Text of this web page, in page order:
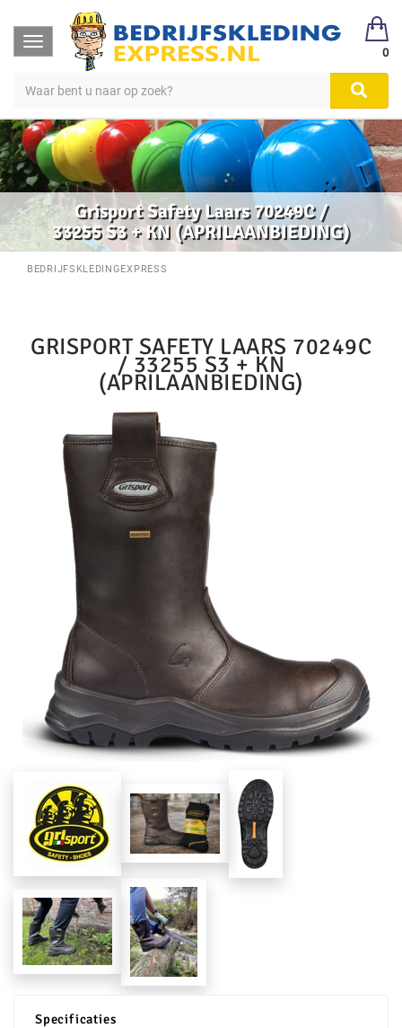
Toggle
navigation
0
Grisport Safety Laars 70249C /
33255 S3 + KN (APRILAANBIEDING)
BEDRIJFSKLEDINGEXPRESS
GRISPORT SAFETY LAARS 70249C
/ 33255 S3 + KN
(APRILAANBIEDING)
Specificaties